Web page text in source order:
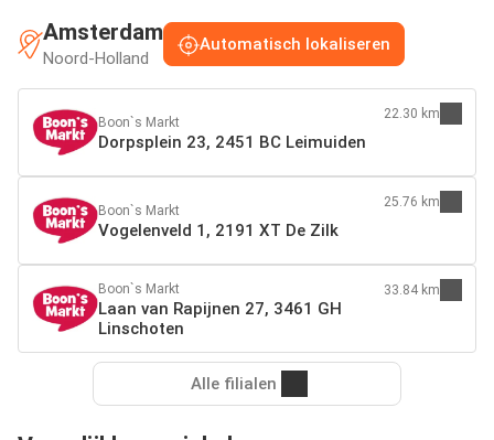
Amsterdam
Noord-Holland
Automatisch lokaliseren
Boon`s Markt
Dorpsplein 23, 2451 BC Leimuiden
22.30 km
Boon`s Markt
Vogelenveld 1, 2191 XT De Zilk
25.76 km
Boon`s Markt
Laan van Rapijnen 27, 3461 GH
Linschoten
33.84 km
Alle filialen